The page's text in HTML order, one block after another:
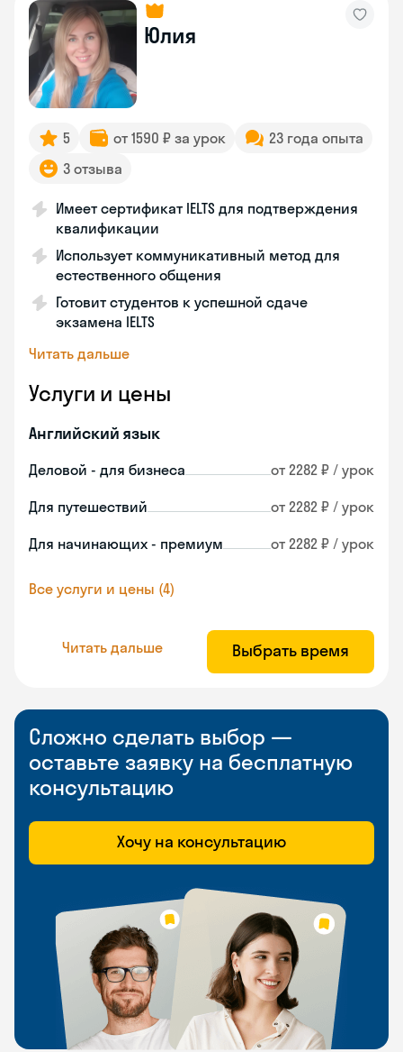
Юлия
5 от 1590 ₽ за урок
23 года опыта
3 отзыва
Имеет сертификат IELTS для подтверждения
квалификации
Использует коммуникативный метод для
естественного общения
Готовит студентов к успешной сдаче
экзамена IELTS
Читать дальше
Услуги и цены
Английский язык
Деловой - для бизнеса от 2282 ₽ / урок
Для путешествий от 2282 ₽ / урок
Для начинающих - премиум от 2282 ₽ / урок
Все услуги и цены (4)
Читать дальше Выбрать время
Сложно сделать выбор —
оставьте заявку на бесплатную
консультацию
Хочу на консультацию